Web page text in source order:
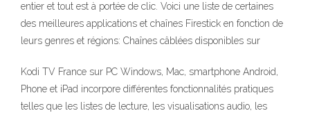
entier et tout est à portée de clic. Voici une liste de certaines
des meilleures applications et chaînes Firestick en fonction de
leurs genres et régions: Chaînes câblées disponibles sur
Kodi TV France sur PC Windows, Mac, smartphone Android,
Phone et iPad incorpore différentes fonctionnalités pratiques
telles que les listes de lecture, les visualisations audio, les